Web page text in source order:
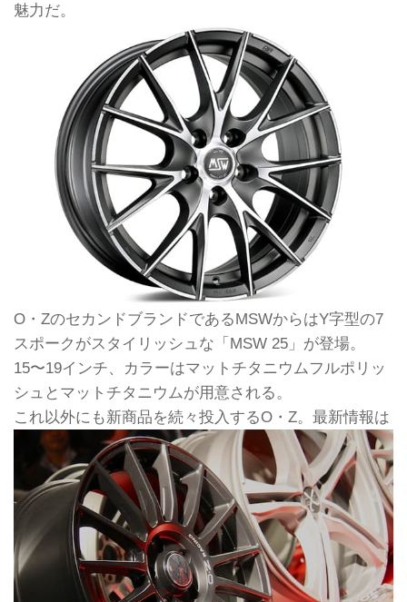
魅力だ。
O・ZのセカンドブランドであるMSWからはY字型の7
スポークがスタイリッシュな「MSW 25」が登場。
15〜19インチ、カラーはマットチタニウムフルポリッ
シュとマットチタニウムが用意される。
これ以外にも新商品を続々投入するO・Z。最新情報は